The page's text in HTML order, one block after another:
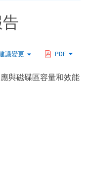
議變更 PDF
與磁碟區容量和效能